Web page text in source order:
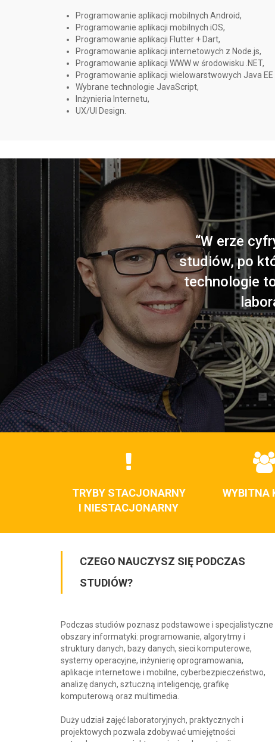
Programowanie aplikacji mobilnych Android,
Programowanie aplikacji mobilnych iOS,
Programowanie aplikacji Flutter + Dart,
Programowanie aplikacji internetowych z Node.js,
Programowanie aplikacji WWW w środowisku .NET,
Programowanie aplikacji wielowarstwowych Java EE
Wybrane technologie JavaScript,
Inżynieria Internetu,
UX/UI Design.
“W erze
studiów, po
technologie
TRYBY STACJONARNY
I NIESTACJONARNY
WYBITNA
CZEGO NAUCZYSZ SIĘ PODCZAS
STUDIÓW?
Podczas studiów poznasz podstawowe i specjalistyczne
obszary informatyki: programowanie, algorytmy i
struktury danych, bazy danych, sieci komputerowe,
systemy operacyjne, inżynierię oprogramowania,
aplikacje internetowe i mobilne, cyberbezpieczeństwo,
analizę danych, sztuczną inteligencję, grafikę
komputerową oraz multimedia.
Duży udział zajęć laboratoryjnych, praktycznych i
projektowych pozwala zdobywać umiejętności